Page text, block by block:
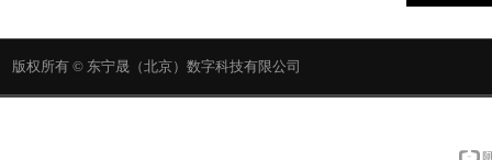
版权所有 © 东宁晟（北京）数字科技有限公司